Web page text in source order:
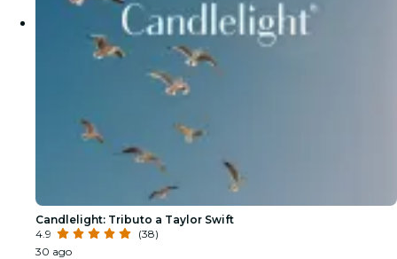
Candlelight: Tributo a Taylor Swift
4.9
(38)
30 ago